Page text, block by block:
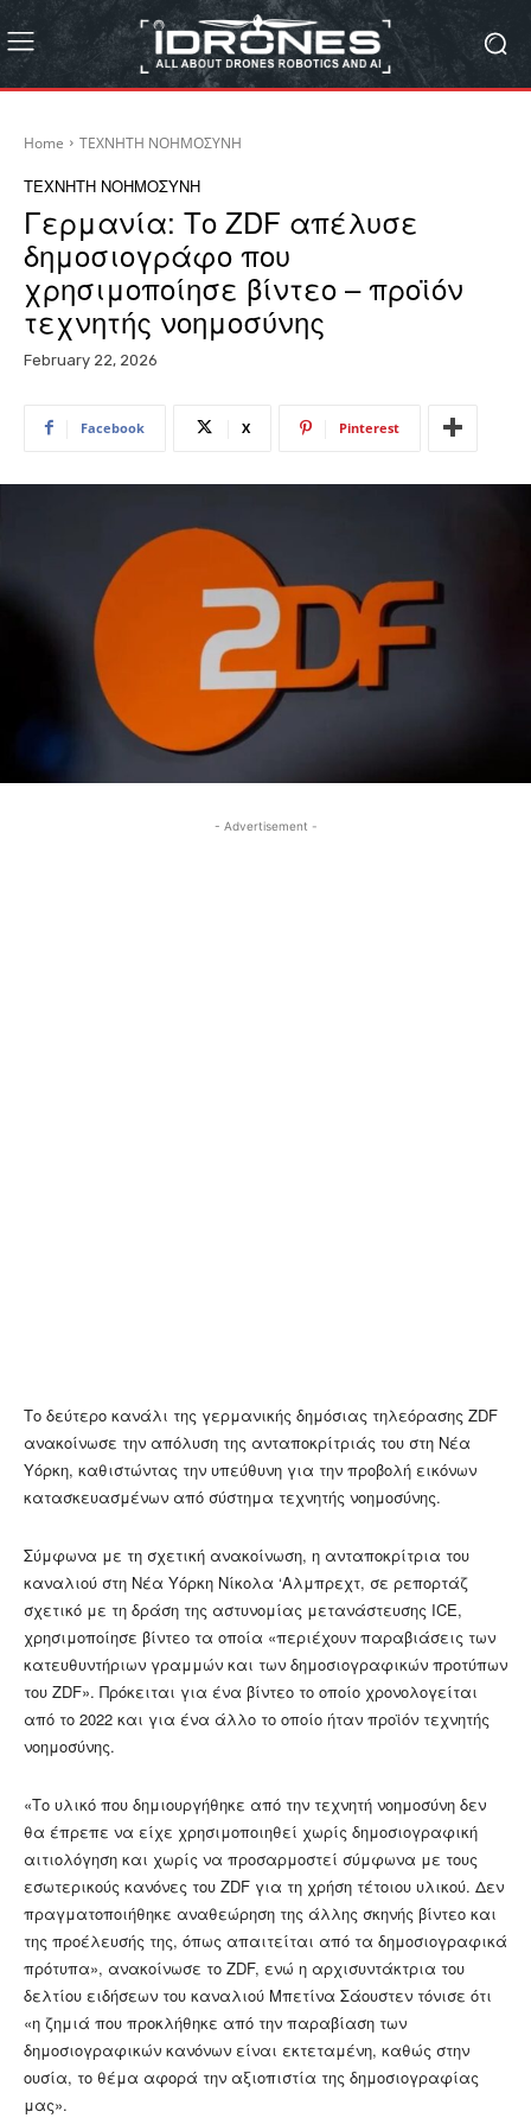
Home ΤΕΧΝΗΤΗ ΝΟΗΜΟΣΥΝΗ
ΤΕΧΝΗΤΗ ΝΟΗΜΟΣΥΝΗ
Γερμανία: Το ZDF απέλυσε
δημοσιογράφο που
χρησιμοποίησε βίντεο – προϊόν
τεχνητής νοημοσύνης
February 22, 2026
Facebook X Pinterest
- Advertisement -
Το δεύτερο κανάλι της γερμανικής δημόσιας τηλεόρασης ZDF
ανακοίνωσε την απόλυση της ανταποκρίτριάς του στη Νέα
Υόρκη, καθιστώντας την υπεύθυνη για την προβολή εικόνων
κατασκευασμένων από σύστημα τεχνητής νοημοσύνης.
Σύμφωνα με τη σχετική ανακοίνωση, η ανταποκρίτρια του
καναλιού στη Νέα Υόρκη Νίκολα ‘Αλμπρεχτ, σε ρεπορτάζ
σχετικό με τη δράση της αστυνομίας μετανάστευσης ICE,
χρησιμοποίησε βίντεο τα οποία «περιέχουν παραβιάσεις των
κατευθυντήριων γραμμών και των δημοσιογραφικών προτύπων
του ZDF». Πρόκειται για ένα βίντεο το οποίο χρονολογείται
από το 2022 και για ένα άλλο το οποίο ήταν προϊόν τεχνητής
νοημοσύνης.
«Το υλικό που δημιουργήθηκε από την τεχνητή νοημοσύνη δεν
θα έπρεπε να είχε χρησιμοποιηθεί χωρίς δημοσιογραφική
αιτιολόγηση και χωρίς να προσαρμοστεί σύμφωνα με τους
εσωτερικούς κανόνες του ZDF για τη χρήση τέτοιου υλικού. Δεν
πραγματοποιήθηκε αναθεώρηση της άλλης σκηνής βίντεο και
της προέλευσής της, όπως απαιτείται από τα δημοσιογραφικά
πρότυπα», ανακοίνωσε το ZDF, ενώ η αρχισυντάκτρια του
δελτίου ειδήσεων του καναλιού Μπετίνα Σάουστεν τόνισε ότι
«η ζημιά που προκλήθηκε από την παραβίαση των
δημοσιογραφικών κανόνων είναι εκτεταμένη, καθώς στην
ουσία, το θέμα αφορά την αξιοπιστία της δημοσιογραφίας
μας».